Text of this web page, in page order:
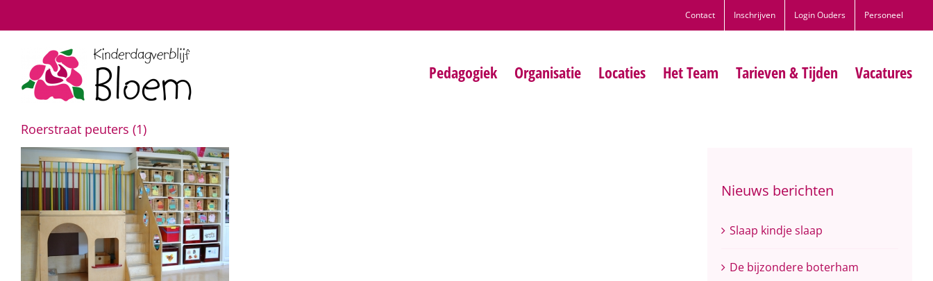
naar
Contact Inschrijven Login Ouders Personeel
Pedagogiek Organisatie Locaties Het Team Tarieven & Tijden Vacatures
Roerstraat peuters (1)
Nieuws berichten
Slaap kindje slaap
De bijzondere boterham